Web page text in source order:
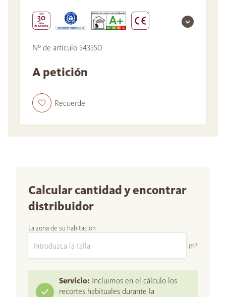
Nº de artículo 543550
A petición
Recuerde
Calcular cantidad y encontrar
distribuidor
La zona de su habitación
m²
Servicio: Incluimos en el cálculo los
recortes habituales durante la